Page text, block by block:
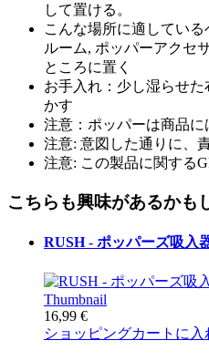
して置ける。
こんな場所に適してい
ルーム, ポッパーアクセ
ところに置く
お手入れ：少し湿らせ
かす
注意：ポッパーは商品に
注意: 意図した通りに、
注意: この製品に関する
こちらも興味があるかも
RUSH - ポッパーズ吸入
16,99 €
ショッピングカートに入